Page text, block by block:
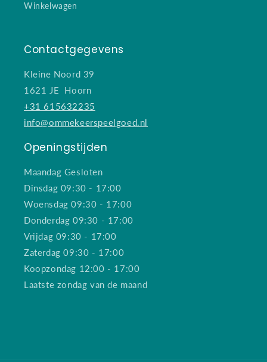
Winkelwagen
Contactgegevens
Kleine Noord 39
1621 JE Hoorn
+31 615632235
info@ommekeerspeelgoed.nl
Openingstijden
Maandag Gesloten
Dinsdag 09:30 - 17:00
Woensdag 09:30 - 17:00
Donderdag 09:30 - 17:00
Vrijdag 09:30 - 17:00
Zaterdag 09:30 - 17:00
Koopzondag 12:00 - 17:00
Laatste zondag van de maand